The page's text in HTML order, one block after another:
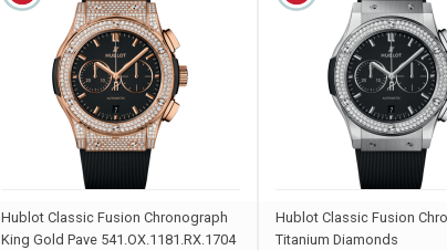
Hublot Classic Fusion Chronograph
King Gold Pave 541.OX.1181.RX.1704
Hublot Classic Fusion
Titanium Diamonds